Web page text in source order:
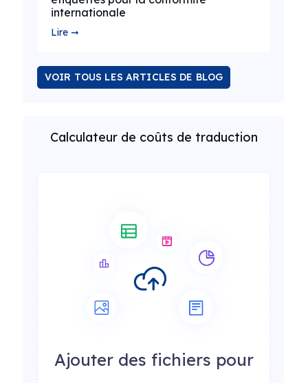
internationale
Lire ➞
VOIR TOUS LES ARTICLES DE BLOG
Calculateur de coûts de traduction
Ajouter des fichiers pour